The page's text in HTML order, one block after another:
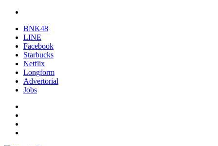
BNK48
LINE
Facebook
Starbucks
Netflix
Longform
Advertorial
Jobs